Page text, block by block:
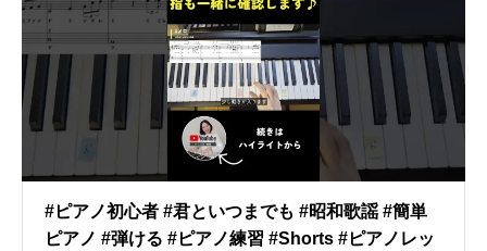
#ピアノ初心者 #君といつまでも #昭和歌謡 #簡単
ピアノ #弾ける #ピアノ練習 #Shorts #ピアノレッ